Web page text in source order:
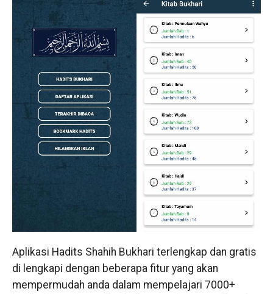
Aplikasi Hadits Shahih Bukhari terlengkap dan gratis
di lengkapi dengan beberapa fitur yang akan
mempermudah anda dalam mempelajari 7000+